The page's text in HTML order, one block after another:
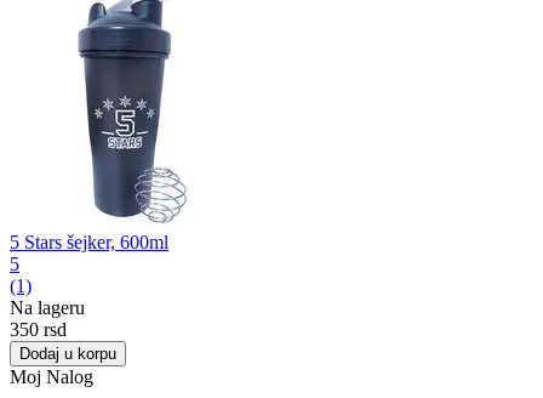
5 Stars šejker, 600ml
5
(1)
Na lageru
‍350‍ rsd
Dodaj u korpu
Moj Nalog